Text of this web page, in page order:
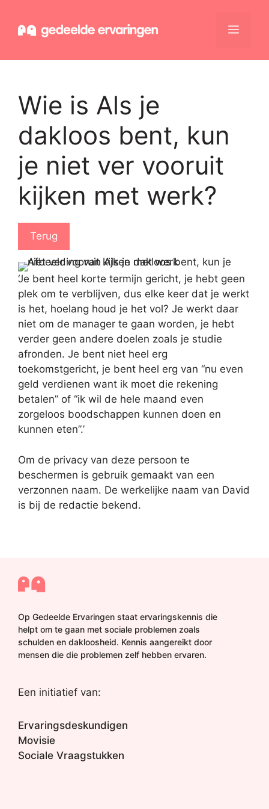
naar
Menu
Wie is Als je
dakloos bent, kun
je niet ver vooruit
kijken met werk?
Terug
‘Je bent heel korte termijn gericht, je hebt geen
plek om te verblijven, dus elke keer dat je werkt
is het, hoelang houd je het vol? Je werkt daar
niet om de manager te gaan worden, je hebt
verder geen andere doelen zoals je studie
afronden. Je bent niet heel erg
toekomstgericht, je bent heel erg van “nu even
geld verdienen want ik moet die rekening
betalen” of “ik wil de hele maand even
zorgeloos boodschappen kunnen doen en
kunnen eten”.’
Om de privacy van deze persoon te
beschermen is gebruik gemaakt van een
verzonnen naam. De werkelijke naam van David
is bij de redactie bekend.
Op Gedeelde Ervaringen staat ervaringskennis die
helpt om te gaan met sociale problemen zoals
schulden en dakloosheid. Kennis aangereikt door
mensen die die problemen zelf hebben ervaren.
Een initiatief van:
Ervaringsdeskundigen
Movisie
Sociale Vraagstukken